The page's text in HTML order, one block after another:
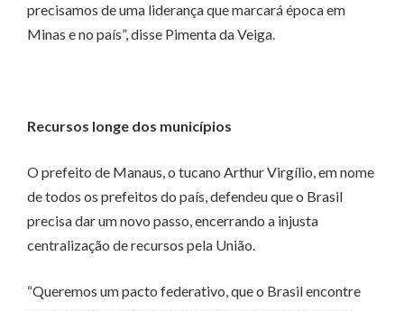
precisamos de uma liderança que marcará época em
Minas e no país”, disse Pimenta da Veiga.
Recursos longe dos municípios
O prefeito de Manaus, o tucano Arthur Virgílio, em nome
de todos os prefeitos do país, defendeu que o Brasil
precisa dar um novo passo, encerrando a injusta
centralização de recursos pela União.
“Queremos um pacto federativo, que o Brasil encontre